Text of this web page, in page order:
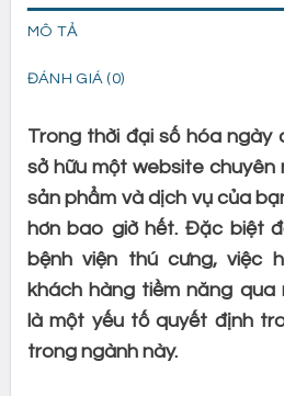
MÔ TẢ
ĐÁNH GIÁ (0)
Trong thời đại số hóa ngày
sở hữu một website
sản phẩm và dịch vụ của
hơn bao giờ hết. Đặc biệt
bệnh viện thú cưng, việc
khách hàng tiềm năng
là một yếu tố quyết định
trong ngành này.